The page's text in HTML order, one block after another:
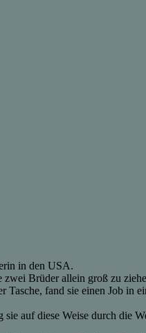
in den USA.
Brüder allein groß zu
fand sie einen Job in
auf diese Weise durch die